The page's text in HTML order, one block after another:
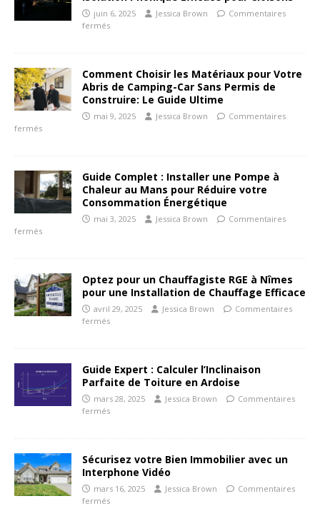
juin 6, 2025 Jessica Brown
Commentaires
fermés
Comment Choisir les Matériaux pour Votre
Abris de Camping-Car Sans Permis de
Construire: Le Guide Ultime
mai 9, 2025 Jessica Brown
Commentaires
fermés
Guide Complet : Installer une Pompe à
Chaleur au Mans pour Réduire votre
Consommation Énergétique
mai 3, 2025 Jessica Brown
Commentaires
fermés
Optez pour un Chauffagiste RGE à Nîmes
pour une Installation de Chauffage Efficace
avril 29, 2025 Jessica Brown
Commentaires
fermés
Guide Expert : Calculer l’Inclinaison
Parfaite de Toiture en Ardoise
mars 28, 2025 Jessica Brown
Commentaires
fermés
Sécurisez votre Bien Immobilier avec un
Interphone Vidéo
mars 16, 2025 Jessica Brown
Commentaires
fermés